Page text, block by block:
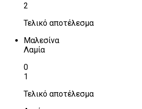
2
Τελικό αποτέλεσμα
Μαλεσίνα
Λαμία
0
1
Τελικό αποτέλεσμα